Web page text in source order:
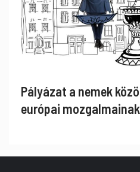
Pályázat a nemek
európai